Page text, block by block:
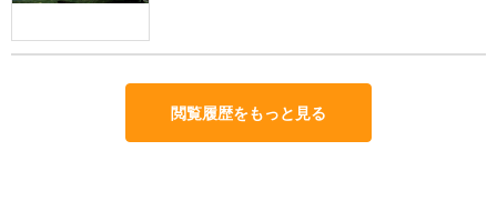
閲覧履歴をもっと見る